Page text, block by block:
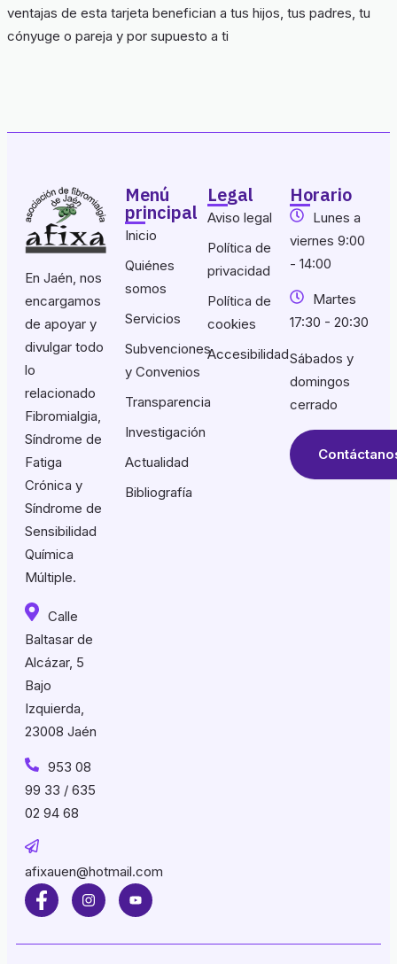
ventajas de esta tarjeta benefician a tus hijos, tus padres, tu
cónyuge o pareja y por supuesto a ti
En Jaén, nos
encargamos
de apoyar y
divulgar todo
lo
relacionado
Fibromialgia,
Síndrome de
Fatiga
Crónica y
Síndrome de
Sensibilidad
Química
Múltiple.
Calle
Baltasar de
Alcázar, 5
Bajo
Izquierda,
23008 Jaén
953 08
99 33 / 635
02 94 68
afixauen@hotmail.com
Menú
principal
Inicio
Quiénes
somos
Servicios
Subvenciones
y Convenios
Transparencia
Investigación
Actualidad
Bibliografía
Legal
Aviso legal
Política de
privacidad
Política de
cookies
Accesibilidad
Horario
Lunes a
viernes 9:00
- 14:00
Martes
17:30 - 20:30
Sábados y
domingos
cerrado